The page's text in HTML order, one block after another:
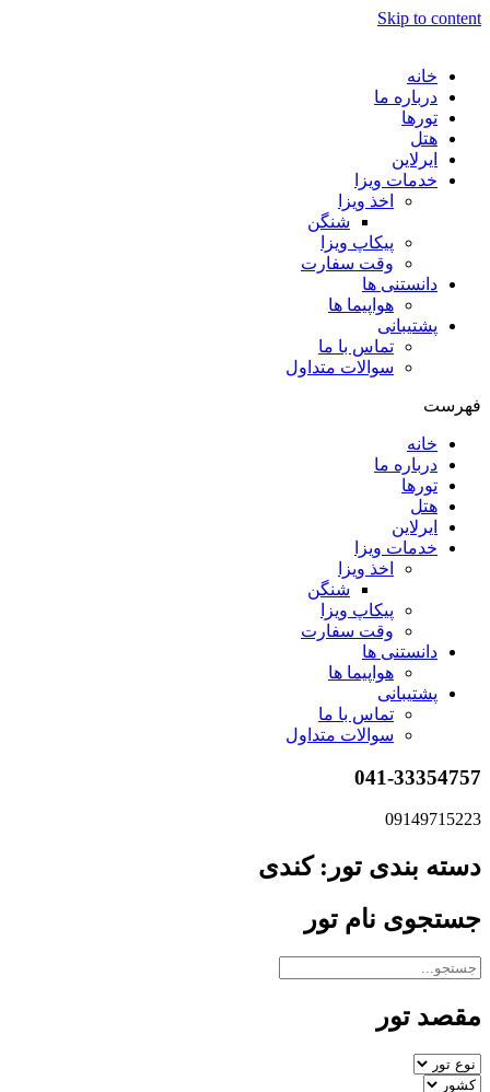
Skip to content
خانه
درباره ما
تورها
هتل
ایرلاین
خدمات ویزا
اخذ ویزا
شنگن
پیکاپ ویزا
وقت سفارت
دانستنی ها
هواپیما ها
پشتیبانی
تماس با ما
سوالات متداول
فهرست
خانه
درباره ما
تورها
هتل
ایرلاین
خدمات ویزا
اخذ ویزا
شنگن
پیکاپ ویزا
وقت سفارت
دانستنی ها
هواپیما ها
پشتیبانی
تماس با ما
سوالات متداول
041-33354757
09149715223
دسته بندی تور: کندی
جستجوی نام تور
مقصد تور